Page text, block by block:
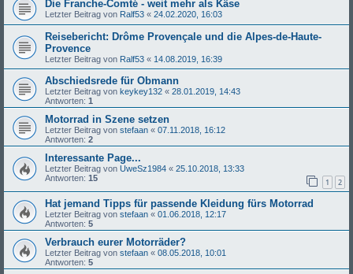
Die Franche-Comté - weit mehr als Käse
Letzter Beitrag von Ralf53 « 24.02.2020, 16:03
Reisebericht: Drôme Provençale und die Alpes-de-Haute-
Provence
Letzter Beitrag von Ralf53 « 14.08.2019, 16:39
Abschiedsrede für Obmann
Letzter Beitrag von keykey132 « 28.01.2019, 14:43
Antworten: 1
Motorrad in Szene setzen
Letzter Beitrag von stefaan « 07.11.2018, 16:12
Antworten: 2
Interessante Page...
Letzter Beitrag von UweSz1984 « 25.10.2018, 13:33
Antworten: 15 1 2
Hat jemand Tipps für passende Kleidung fürs Motorrad
Letzter Beitrag von stefaan « 01.06.2018, 12:17
Antworten: 5
Verbrauch eurer Motorräder?
Letzter Beitrag von stefaan « 08.05.2018, 10:01
Antworten: 5